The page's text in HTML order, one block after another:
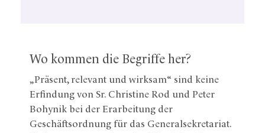
Wo kommen die Begriffe her?
„Präsent, relevant und wirksam“ sind keine
Erfindung von Sr. Christine Rod und Peter
Bohynik bei der Erarbeitung der
Geschäftsordnung für das Generalsekretariat.